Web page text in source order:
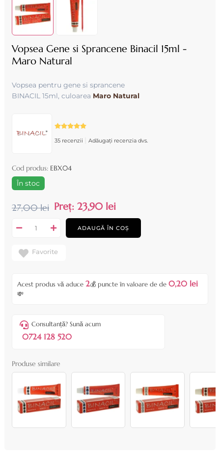
Vopsea Gene si Sprancene Binacil 15ml -
Maro Natural
Vopsea pentru gene si sprancene
BINACIL 15ml, culoarea Maro Natural
35 recenzii Adăugați recenzia dvs.
Cod produs: EBX04
În stoc
27,00 lei Preț: 23,90 lei
ADAUGĂ ÎN COȘ
Favorite
Acest produs vă aduce 2💰 puncte în valoare de de 0,20 lei
💸
Consultanță? Sună acum
0724 128 520
Produse similare